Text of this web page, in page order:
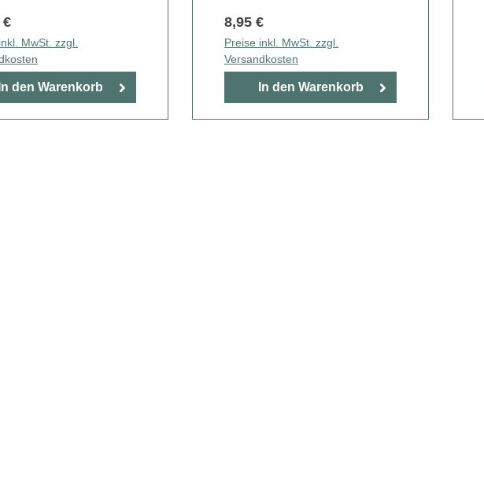
€
MwSt. zzgl.
In den Warenkorb
8,95 €
Preise inkl. MwSt. zzgl.
Versandkosten
In den Warenkorb